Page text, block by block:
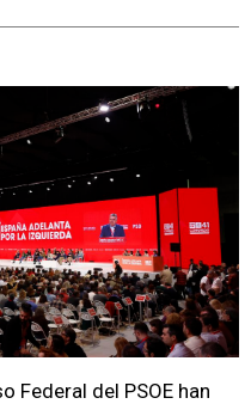
Federal del PSOE han